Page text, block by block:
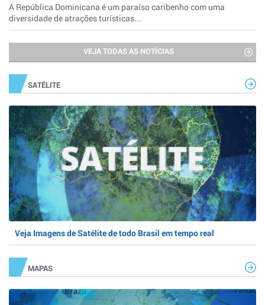
A República Dominicana é um paraíso caribenho com uma
diversidade de atrações turísticas...
VEJA TODAS AS NOTÍCIAS
SATÉLITE
Veja Imagens de Satélite de todo Brasil em tempo real
MAPAS